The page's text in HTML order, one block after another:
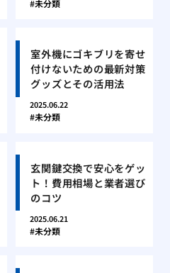
未分類
室外機にゴキブリを寄せ
付けないための最新対策
グッズとその活用法
2025.06.22
未分類
玄関鍵交換で安心をゲッ
ト！費用相場と業者選び
のコツ
2025.06.21
未分類